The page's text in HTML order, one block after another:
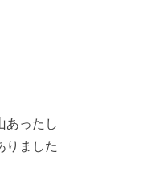
ったし
りました